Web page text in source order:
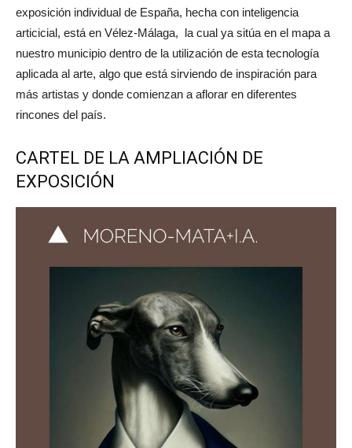
exposición individual de España, hecha con inteligencia
articicial, está en Vélez-Málaga, la cual ya sitúa en el mapa a
nuestro municipio dentro de la utilización de esta tecnología
aplicada al arte, algo que está sirviendo de inspiración para
más artistas y donde comienzan a aflorar en diferentes
rincones del país.
CARTEL DE LA AMPLIACIÓN DE
EXPOSICIÓN